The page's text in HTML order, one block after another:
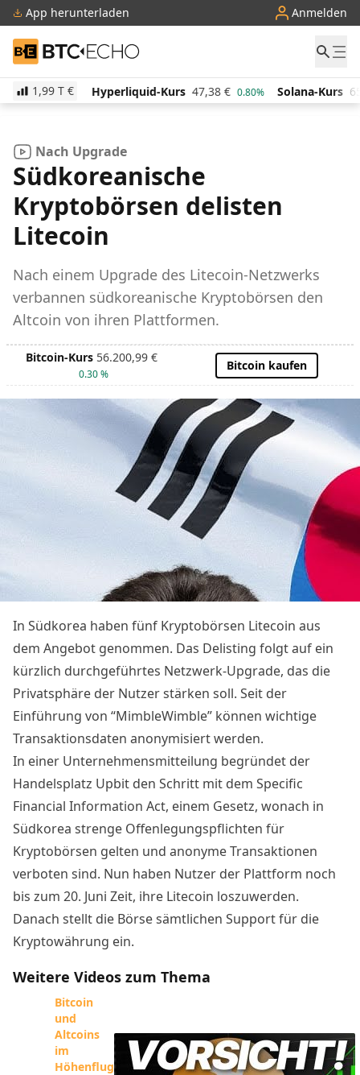
App herunterladen Anmelden
BTC-ECHO
1,99 T €
2.00% Hyperliquid-Kurs 47,38 € 0.80% Solana-Kurs 65,77
Nach Upgrade
Südkoreanische
Kryptobörsen delisten
Litecoin
Nach einem Upgrade des Litecoin-Netzwerks
verbannen südkoreanische Kryptobörsen den
Altcoin von ihren Plattformen.
Bitcoin-Kurs 56.200,99 €
0.30 %
Bitcoin kaufen
In Südkorea haben fünf Kryptobörsen Litecoin aus
dem Angebot genommen. Das Delisting folgt auf ein
kürzlich durchgeführtes Netzwerk-Upgrade, das die
Privatsphäre der Nutzer stärken soll. Seit der
Einführung von “MimbleWimble” können wichtige
Transaktionsdaten anonymisiert werden.
In einer Unternehmensmitteilung begründet der
Handelsplatz Upbit den Schritt mit dem Specific
Financial Information Act, einem Gesetz, wonach in
Südkorea strenge Offenlegungspflichten für
Kryptobörsen gelten und anonyme Transaktionen
verboten sind. Nun haben Nutzer der Plattform noch
bis zum 20. Juni Zeit, ihre Litecoin loszuwerden.
Danach stellt die Börse sämtlichen Support für die
Kryptowährung ein.
Weitere Videos zum Thema
Bitcoin
und
Altcoins
im
Höhenflug